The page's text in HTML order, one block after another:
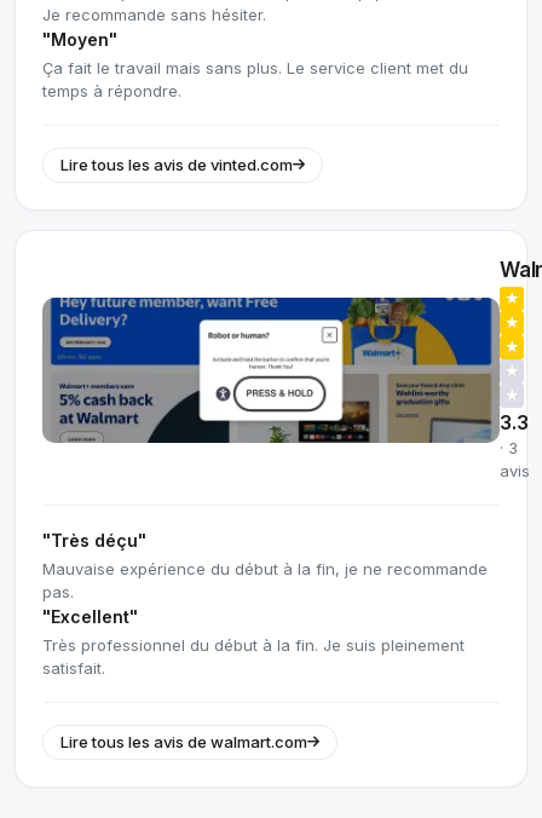
Je recommande sans hésiter.
"Moyen"
Ça fait le travail mais sans plus. Le service client met du
temps à répondre.
Lire tous les avis de vinted.com
★
★
★
★
★
3.3
· 3
avis
"Très déçu"
Mauvaise expérience du début à la fin, je ne recommande
pas.
"Excellent"
Très professionnel du début à la fin. Je suis pleinement
satisfait.
Lire tous les avis de walmart.com